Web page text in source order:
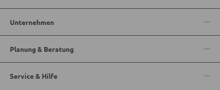
KINDERMÖBEL
Kinderregale
Unternehmen
Planung & Beratung
Service & Hilfe